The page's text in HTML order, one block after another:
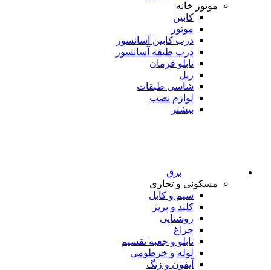
موتور خانه
کابین
موتور
درب کابین آسانسور
درب طبقه آسانسور
تابلو فرمان
ریل
شاسی طبقات
لوازم نصب
بیشتر
برق
مسکونی و تجاری
سیم و کابل
کلید و پریز
روشنایی
چراغ
تابلو و جعبه تقسیم
لوله و خرطومی
آیفون و زنگ